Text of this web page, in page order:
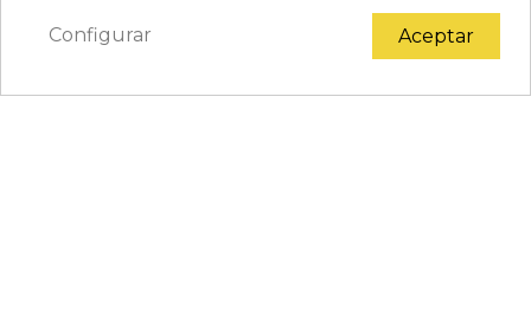
© 2026 - Copyright © Achef.es. Todos los derechos
Aceptar
Configurar